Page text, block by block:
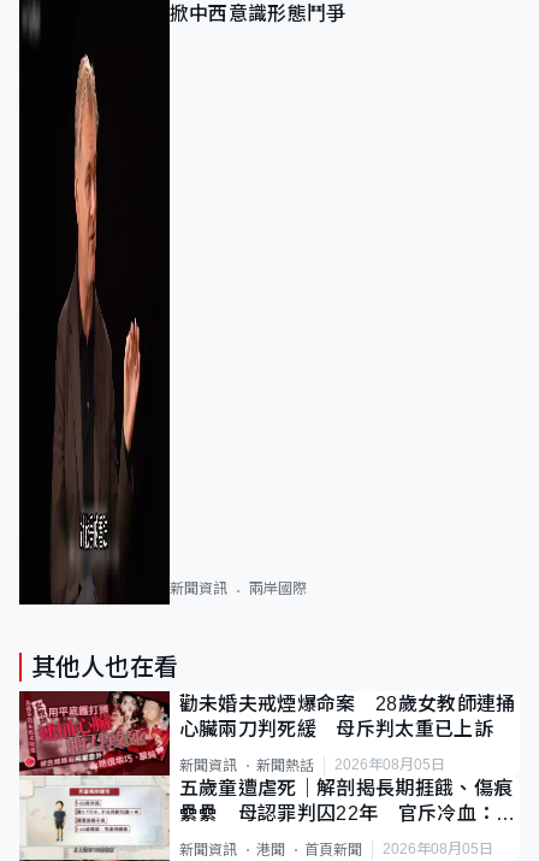
掀中西意識形態鬥爭
新聞資訊 兩岸國際
其他人也在看
勸未婚夫戒煙爆命案 28歲女教師連捅
心臟兩刀判死緩 母斥判太重已上訴
新聞資訊 新聞熱話 2026年08月05日
五歲童遭虐死｜解剖揭長期捱餓、傷痕
纍纍 母認罪判囚22年 官斥冷血：同
類案最惡劣
新聞資訊 港聞 首頁新聞 2026年08月05日